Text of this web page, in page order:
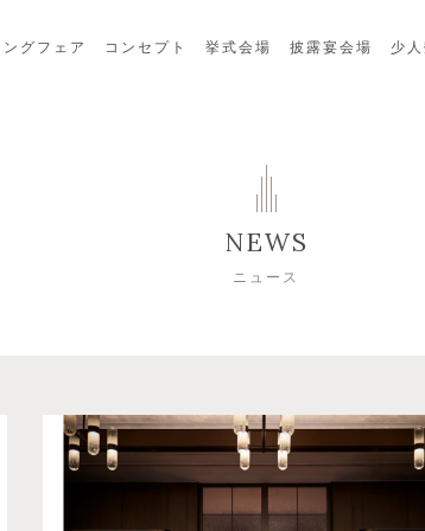
グフェア コンセプト 挙式会場 披露宴会場 少
NEWS
ニュース